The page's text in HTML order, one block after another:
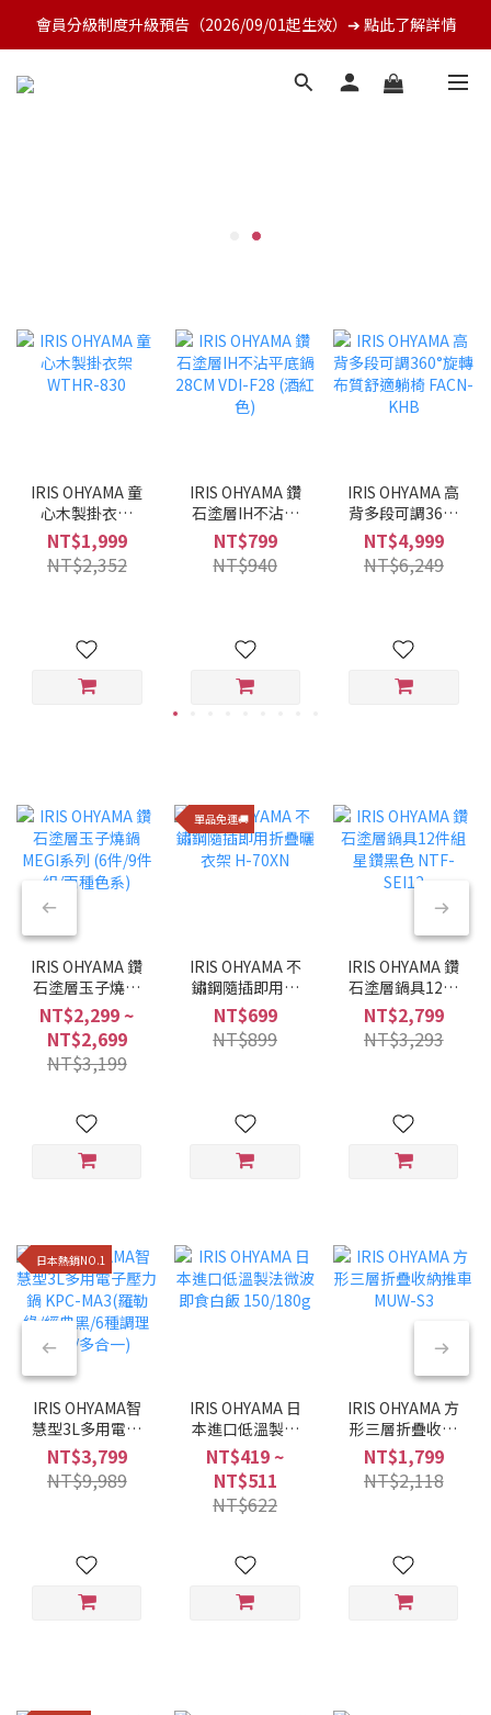
會員分級制度升級預告（2026/09/01起生效）➔ 點此了解詳情
IRIS OHYAMA 童
心木製掛衣架
WTHR-830
NT$1,999
NT$2,352
IRIS OHYAMA 鑽
石塗層IH不沾平
底鍋 28CM VDI-
F28 (酒紅色)
NT$799
NT$940
IRIS OHYAMA 高
背多段可調360°
旋轉布質舒適躺
椅 FACN-KHB
NT$4,999
NT$6,249
IRIS OHYAMA 鑽
石塗層玉子燒鍋
MEGI系列 (6件/9
件組/兩種色系)
NT$2,299 ~
NT$2,699
NT$3,199
單品免運🚚
IRIS OHYAMA 不
鏽鋼隨插即用折
疊曬衣架 H-
70XN
NT$699
NT$899
IRIS OHYAMA 鑽
石塗層鍋具12件
組 星鑽黑色
NTF-SEI12
NT$2,799
NT$3,293
日本熱銷NO.1
IRIS OHYAMA智
慧型3L多用電子
壓力鍋 KPC-
MA3(羅勒綠/經典
黑/6種調理模式/
NT$3,799
NT$9,989
IRIS OHYAMA 日
本進口低溫製法
微波即食白飯
150/180g
NT$419 ~
NT$511
NT$622
IRIS OHYAMA 方
形三層折疊收納
推車 MUW-S3
NT$1,799
NT$2,118